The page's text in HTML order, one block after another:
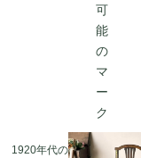
1920年代の英国製、端